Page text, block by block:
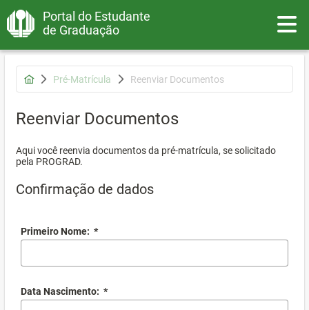
Portal do Estudante
de Graduação
Pré-Matrícula Reenviar Documentos
Reenviar Documentos
Aqui você reenvia documentos da pré-matrícula, se solicitado
pela PROGRAD.
Confirmação de dados
Primeiro Nome: *
Data Nascimento: *